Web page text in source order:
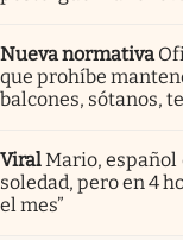
Nueva normativa
que prohíbe
balcones, sótanos,
ViralMario, español
soledad, pero en 4
el mes”